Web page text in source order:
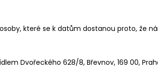
které se k datům dostanou proto, že
Dvořeckého 628/8, Břevnov, 169 00,